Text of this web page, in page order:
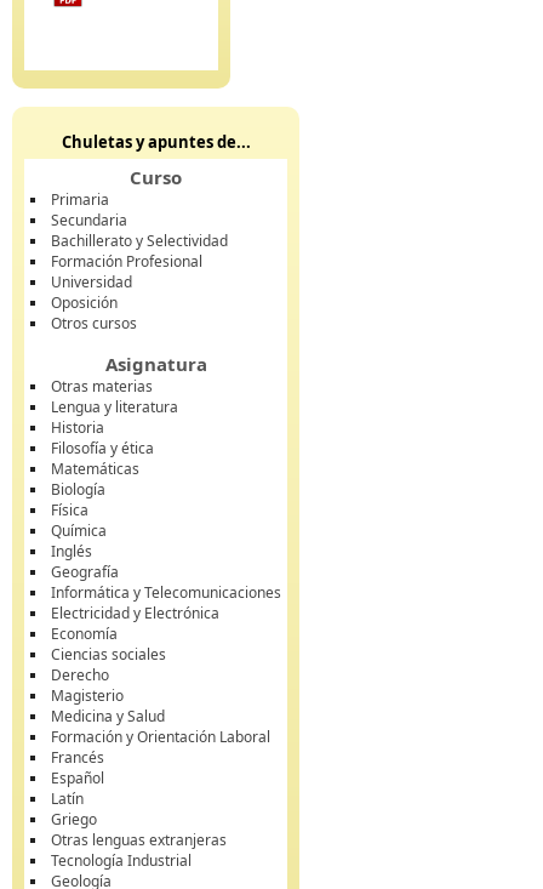
Chuletas y apuntes de...
Curso
Primaria
Secundaria
Bachillerato y Selectividad
Formación Profesional
Universidad
Oposición
Otros cursos
Asignatura
Otras materias
Lengua y literatura
Historia
Filosofía y ética
Matemáticas
Biología
Física
Química
Inglés
Geografía
Informática y Telecomunicaciones
Electricidad y Electrónica
Economía
Ciencias sociales
Derecho
Magisterio
Medicina y Salud
Formación y Orientación Laboral
Francés
Español
Latín
Griego
Otras lenguas extranjeras
Tecnología Industrial
Geología